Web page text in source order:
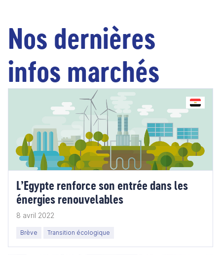
Nos dernières
infos marchés
L’Egypte renforce son entrée dans les
énergies renouvelables
8 avril 2022
Brève Transition écologique